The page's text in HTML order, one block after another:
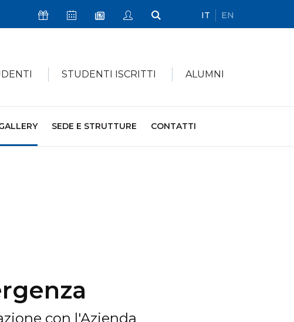
Icona SostieniciIcona Calendario Eventi
Icona Newsletter
Icona My Civica
Icona Cerca
IT EN
STUDENTI ISCRITTI ALUMNI
SEDE E STRUTTURE CONTATTI
con l'Azienda